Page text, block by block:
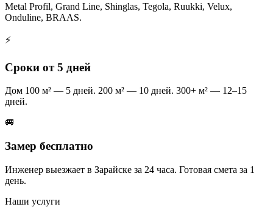
Metal Profil, Grand Line, Shinglas, Tegola, Ruukki, Velux,
Onduline, BRAAS.
⚡
Сроки от 5 дней
Дом 100 м² — 5 дней. 200 м² — 10 дней. 300+ м² — 12–15
дней.
🚐
Замер бесплатно
Инженер выезжает в Зарайске за 24 часа. Готовая смета за 1
день.
Наши услуги